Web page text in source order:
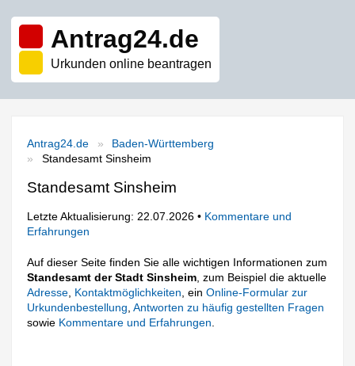
Antrag24.de
Urkunden online beantragen
Antrag24.de
Baden-Württemberg
Standesamt Sinsheim
Standesamt Sinsheim
Letzte Aktualisierung: 22.07.2026 • Kommentare und
Erfahrungen
Auf dieser Seite finden Sie alle wichtigen Informationen zum
Standesamt der Stadt Sinsheim , zum Beispiel die aktuelle
Adresse Kontaktmöglichkeiten , einOnline-Formular zur
Urkundenbestellung ,Antworten zu häufig gestellten Fragen
sowie Kommentare und Erfahrungen